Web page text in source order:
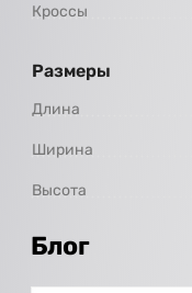
Кроссы
Размеры
Длина
Ширина
Высота
Блог